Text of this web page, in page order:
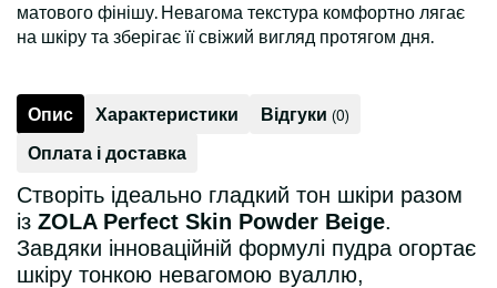
матового фінішу. Невагома текстура комфортно лягає
на шкіру та зберігає її свіжий вигляд протягом дня.
Опис Характеристики Відгуки (0)
Оплата і доставка
Створіть ідеально гладкий тон шкіри разом
із ZOLA Perfect Skin Powder Beige.
Завдяки інноваційній формулі пудра огортає
шкіру тонкою невагомою вуаллю,